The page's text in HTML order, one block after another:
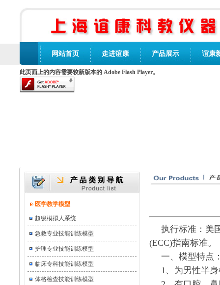
网站首页 走进谊康 产品展示 谊康
此页面上的内容需要较新版本的 Adobe Flash Player。
医学教学模型
超级模拟人系统
急救专业技能训练模型
护理专业技能训练模型
临床专科技能训练模型
体格检查技能训练模型
执行标准：美
(ECC)指南标准。
一、模型特点
1、为男性半